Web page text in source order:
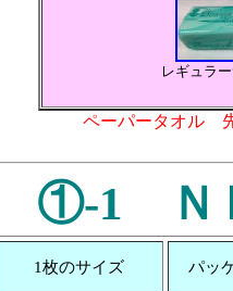
レギュラ
ペーパータオル
①-1 Ｎ
1枚のサイズ パッ